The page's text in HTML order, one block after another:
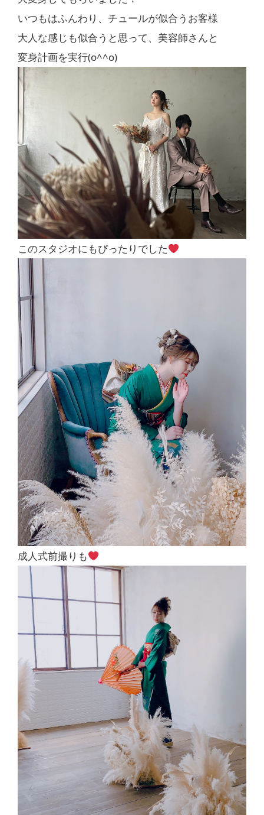
いつもはふんわり、チュールが似合うお客様
大人な感じも似合うと思って、美容師さんと
変身計画を実行(o^^o)
このスタジオにもぴったりでした
成人式前撮りも